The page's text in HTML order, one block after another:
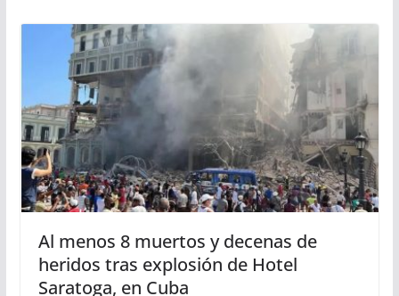
Al menos 8 muertos y decenas de
heridos tras explosión de Hotel
Saratoga, en Cuba